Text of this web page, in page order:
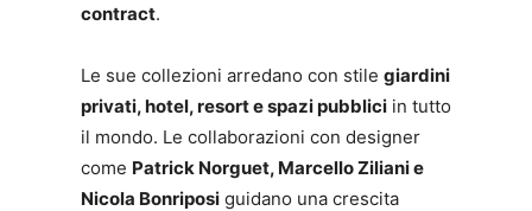
contract.
Le sue collezioni arredano con stile giardini
privati, hotel, resort e spazi pubblici in tutto
il mondo. Le collaborazioni con designer
come Patrick Norguet, Marcello Ziliani e
Nicola Bonriposi guidano una crescita